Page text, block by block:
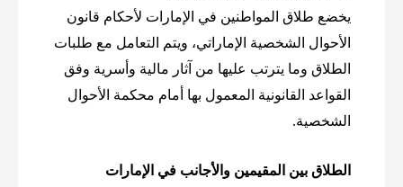
يخضع طلاق المواطنين في الإمارات لأحكام قانون
الأحوال الشخصية الإماراتي، ويتم التعامل مع طلبات
الطلاق وما يترتب عليها من آثار مالية وأسرية وفق
القواعد القانونية المعمول بها أمام محكمة الأحوال
الشخصية.
الطلاق بين المقيمين والأجانب في الإمارات